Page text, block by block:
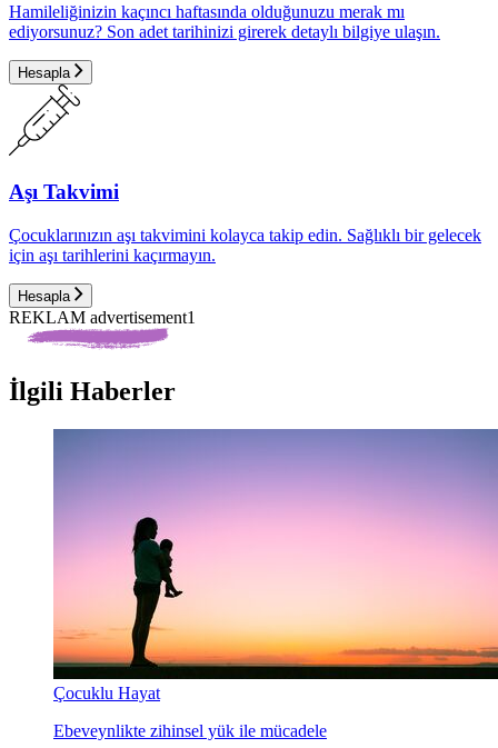
Hamileliğinizin kaçıncı haftasında olduğunuzu merak mı
ediyorsunuz? Son adet tarihinizi girerek detaylı bilgiye ulaşın.
Hesapla
Aşı Takvimi
Çocuklarınızın aşı takvimini kolayca takip edin. Sağlıklı bir gelecek
için aşı tarihlerini kaçırmayın.
Hesapla
REKLAM advertisement1
İlgili Haberler
Çocuklu Hayat
Ebeveynlikte zihinsel yük ile mücadele